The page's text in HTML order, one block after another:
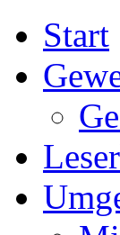
Start